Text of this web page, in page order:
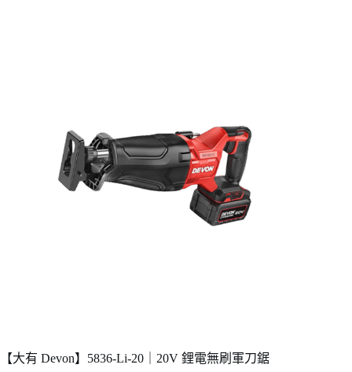
【大有 Devon】5836-Li-20｜20V 鋰電無刷軍刀鋸